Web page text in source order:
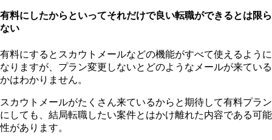
有料にしたからといってそれだけで良い転職ができるとは限ら
ない
有料にするとスカウトメールなどの機能がすべて使えるように
なりますが、プラン変更しないとどのようなメールが来ている
かはわかりません。
スカウトメールがたくさん来ているからと期待して有料プラン
にしても、結局転職したい案件とはかけ離れた内容である可能
性があります。